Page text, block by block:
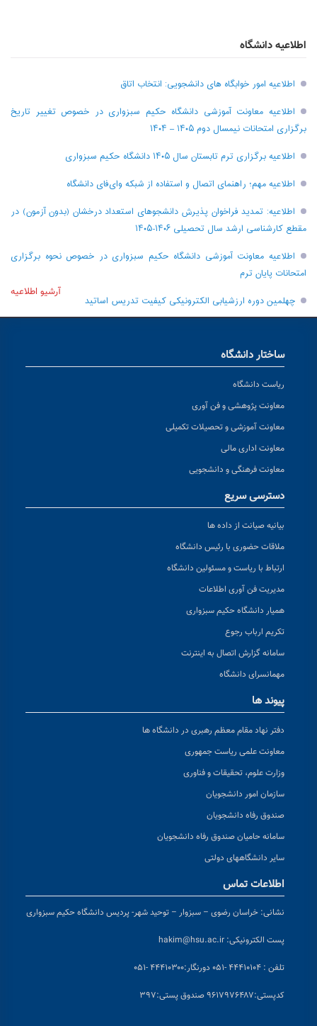
اطلاعیه دانشگاه
اطلاعیه امور خوابگاه های دانشجویی: انتخاب اتاق
اطلاعیه معاونت آموزشی دانشگاه حکیم سبزواری در خصوص تغییر تاریخ
برگزاری امتحانات نیمسال دوم ۱۴۰۵ – ۱۴۰۴
اطلاعیه برگزاری ترم تابستان سال ۱۴۰۵ دانشگاه حکیم سبزواری
اطلاعیه مهم؛ راهنمای اتصال و استفاده از شبکه وای‌فای دانشگاه
اطلاعیه: تمدید فراخوان پذیرش دانشجو‌های استعداد درخشان (بدون آزمون) در
مقطع کارشناسی ارشد سال تحصیلی ۱۴۰۶-۱۴۰۵
اطلاعیه معاونت آموزشی دانشگاه حکیم سبزواری در خصوص نحوه برگزاری
امتحانات پایان ترم
چهلمین دوره ارزشیابی الکترونیکی کیفیت تدریس اساتید
آرشیو اطلاعیه
ساختار دانشگاه
ریاست دانشگاه
معاونت پژوهشی و فن آوری
معاونت آموزشی و تحصیلات تکمیلی
معاونت اداری مالی
معاونت فرهنگی و دانشجویی
دسترسی سریع
بیانیه صیانت از داده ها
ملاقات حضوری با رئیس دانشگاه
ارتباط با ریاست و مسئولین دانشگاه
مدیریت فن آوری اطلاعات
همیار دانشگاه حکیم سبزواری
تکریم ارباب رجوع
سامانه گزارش اتصال به اینترنت
مهمانسرای دانشگاه
پیوند ها
دفتر نهاد مقام معظم رهبری در دانشگاه ها
معاونت علمی ریاست جمهوری
وزارت علوم، تحقیقات و فناوری
سازمان امور دانشجویان
صندوق رفاه دانشجویان
سامانه حامیان صندوق رفاه دانشجویان
سایر دانشگاههای دولتی
اطلاعات تماس
نشانی: خراسان رضوی – سبزوار – توحید شهر- پردیس دانشگاه حکیم سبزواری
پست الکترونیکی: hakim@hsu.ac.ir
تلفن : ۴۴۴۱۰۱۰۴ -۰۵۱ دورنگار:۴۴۴۱۰۳۰۰ -۰۵۱
کدپستی:۹۶۱۷۹۷۶۴۸۷ صندوق پستی:۳۹۷